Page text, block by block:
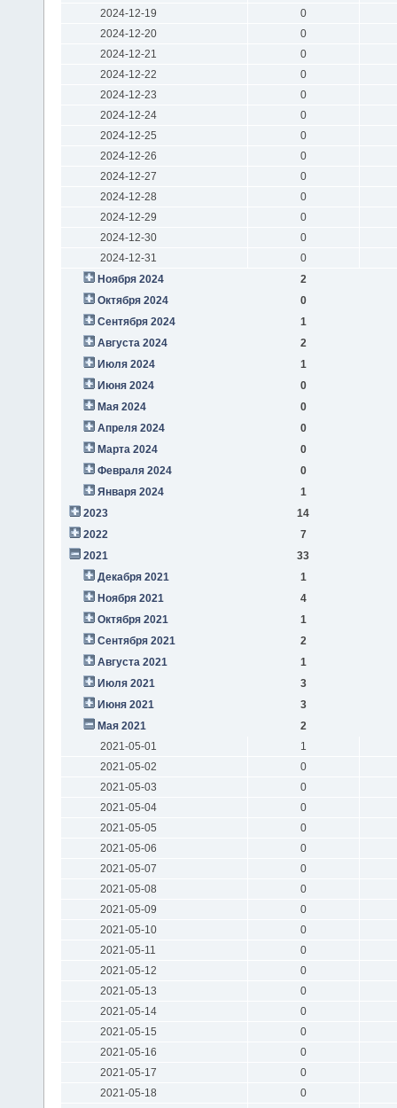
2024-12-19
0
2024-12-20
0
2024-12-21
0
2024-12-22
0
2024-12-23
0
2024-12-24
0
2024-12-25
0
2024-12-26
0
2024-12-27
0
2024-12-28
0
2024-12-29
0
2024-12-30
0
2024-12-31
0
Ноября 2024
2
Октября 2024
0
Сентября 2024
1
Августа 2024
2
Июля 2024
1
Июня 2024
0
Мая 2024
0
Апреля 2024
0
Марта 2024
0
Февраля 2024
0
Января 2024
1
2023
14
2022
7
2021
33
Декабря 2021
1
Ноября 2021
4
Октября 2021
1
Сентября 2021
2
Августа 2021
1
Июля 2021
3
Июня 2021
3
Мая 2021
2
2021-05-01
1
2021-05-02
0
2021-05-03
0
2021-05-04
0
2021-05-05
0
2021-05-06
0
2021-05-07
0
2021-05-08
0
2021-05-09
0
2021-05-10
0
2021-05-11
0
2021-05-12
0
2021-05-13
0
2021-05-14
0
2021-05-15
0
2021-05-16
0
2021-05-17
0
2021-05-18
0